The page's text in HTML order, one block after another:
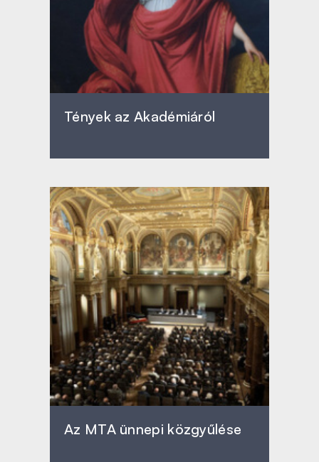
Tények az Akadémiáról
Az MTA ünnepi közgyűlése